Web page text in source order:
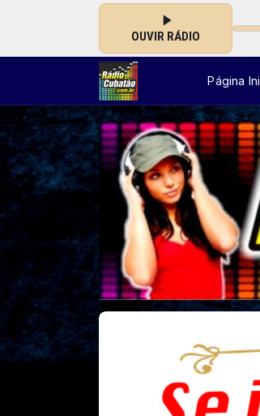
OUVIR RÁDIO
Tocando agora: OMI -
Página